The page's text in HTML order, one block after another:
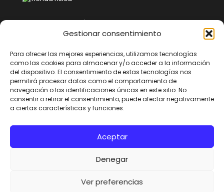
Gestionar consentimiento
Para ofrecer las mejores experiencias, utilizamos tecnologías
como las cookies para almacenar y/o acceder a la información
del dispositivo. El consentimiento de estas tecnologías nos
permitirá procesar datos como el comportamiento de
navegación o las identificaciones únicas en este sitio. No
consentir o retirar el consentimiento, puede afectar negativamente
a ciertas características y funciones.
Aceptar
Denegar
Ver preferencias
QUÉ DICEN DE NOSOTROS
SÍGUENOS
© 2016–2026 Artículos Religiosos Ultreya, S.L. Todos los derechos
este sitio web son propiedad exclusiva de Artículos Religiosos
Ultreya, S.L. Queda prohibida su reproducción, distribución o uso